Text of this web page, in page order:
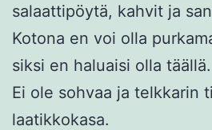
salaattipöytä, kahvit ja
Kotona en voi olla
siksi en haluaisi olla täällä.
Ei ole sohvaa ja telkkarin
laatikkokasa.